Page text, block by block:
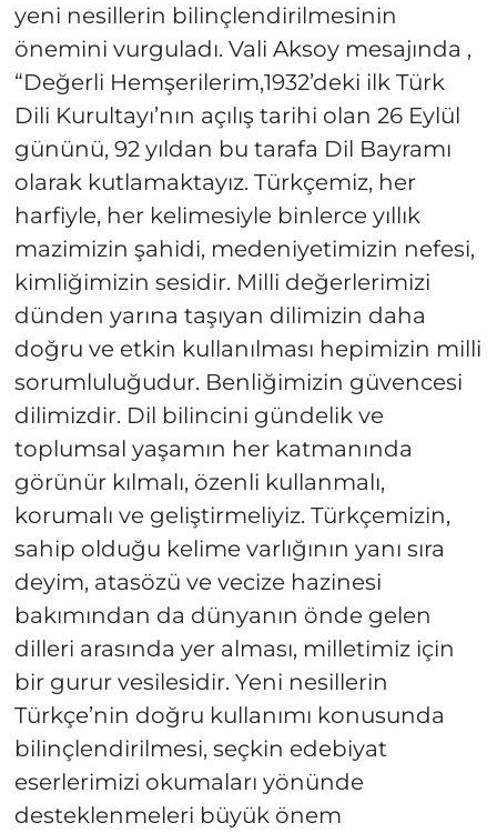
yeni nesillerin bilinçlendirilmesinin
önemini vurguladı. Vali Aksoy mesajında ,
“Değerli Hemşerilerim,1932’deki ilk Türk
Dili Kurultayı’nın açılış tarihi olan 26 Eylül
gününü, 92 yıldan bu tarafa Dil Bayramı
olarak kutlamaktayız. Türkçemiz, her
harfiyle, her kelimesiyle binlerce yıllık
mazimizin şahidi, medeniyetimizin nefesi,
kimliğimizin sesidir. Milli değerlerimizi
dünden yarına taşıyan dilimizin daha
doğru ve etkin kullanılması hepimizin milli
sorumluluğudur. Benliğimizin güvencesi
dilimizdir. Dil bilincini gündelik ve
toplumsal yaşamın her katmanında
görünür kılmalı, özenli kullanmalı,
korumalı ve geliştirmeliyiz. Türkçemizin,
sahip olduğu kelime varlığının yanı sıra
deyim, atasözü ve vecize hazinesi
bakımından da dünyanın önde gelen
dilleri arasında yer alması, milletimiz için
bir gurur vesilesidir. Yeni nesillerin
Türkçe’nin doğru kullanımı konusunda
bilinçlendirilmesi, seçkin edebiyat
eserlerimizi okumaları yönünde
desteklenmeleri büyük önem